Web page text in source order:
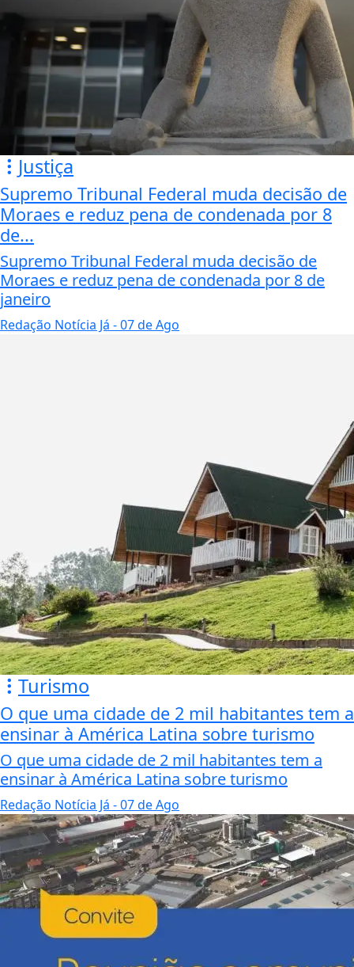
Justiça
Supremo Tribunal Federal muda decisão de
Moraes e reduz pena de condenada por 8
de...
Supremo Tribunal Federal muda decisão de
Moraes e reduz pena de condenada por 8 de
janeiro
Redação Notícia Já - 07 de Ago
Turismo
O que uma cidade de 2 mil habitantes tem a
ensinar à América Latina sobre turismo
O que uma cidade de 2 mil habitantes tem a
ensinar à América Latina sobre turismo
Redação Notícia Já - 07 de Ago